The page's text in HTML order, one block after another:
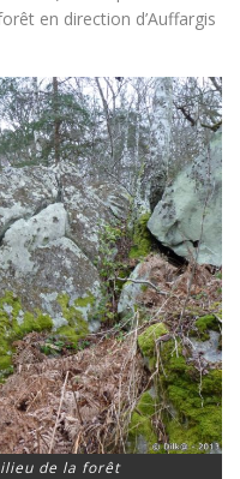
en direction d’Auffargis
de la forêt